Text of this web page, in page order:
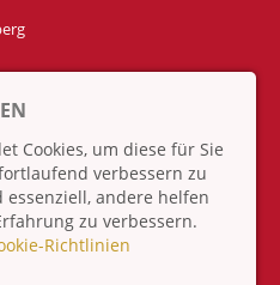
Cookies, um diese für Sie
verbessern zu
essenziell, andere helfen
zu verbessern.
Richtlinien